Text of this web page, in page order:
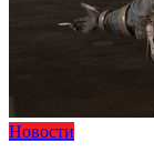
Новости